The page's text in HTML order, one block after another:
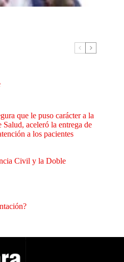
que le puso carácter a la
Salud, aceleró la entrega de
a los pacientes
Civil y la Doble